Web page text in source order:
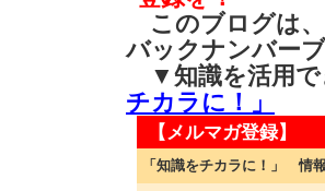
このブログは
バックナンバーブ
▼知識を活用
チカラに！」
【メルマガ登録】
「知識をチカラに！」 情